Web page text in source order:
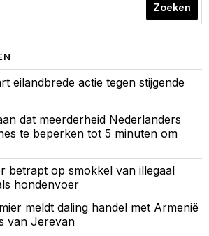
Zoeken
eilandbrede actie tegen stijgende
dat meerderheid Nederlanders
te beperken tot 5 minuten om
betrapt op smokkel van illegaal
hondenvoer
meldt daling handel met Armenië
van Jerevan